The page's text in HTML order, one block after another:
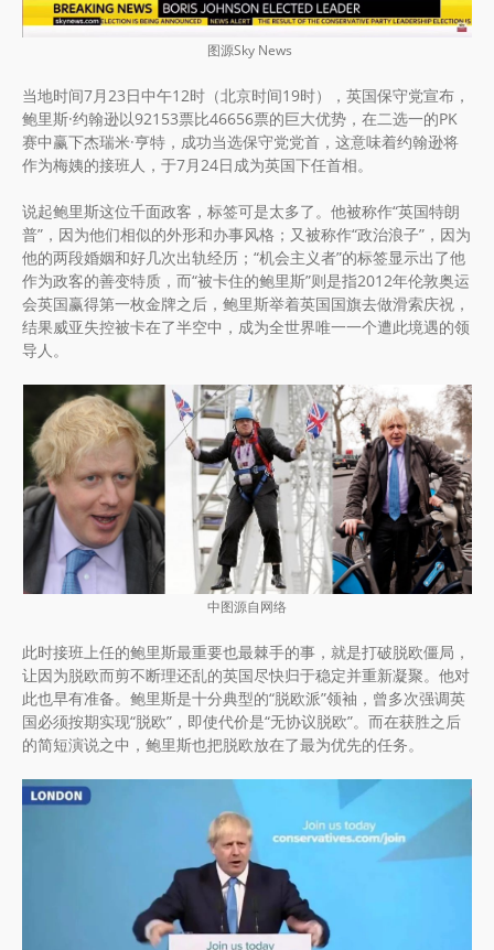
图源Sky News
当地时间7月23日中午12时（北京时间19时），英国保守党宣布，
鲍里斯·约翰逊以92153票比46656票的巨大优势，在二选一的PK
赛中赢下杰瑞米·亨特，成功当选保守党党首，这意味着约翰逊将
作为梅姨的接班人，于7月24日成为英国下任首相。
说起鲍里斯这位千面政客，标签可是太多了。他被称作“英国特朗
普”，因为他们相似的外形和办事风格；又被称作“政治浪子”，因为
他的两段婚姻和好几次出轨经历；“机会主义者”的标签显示出了他
作为政客的善变特质，而“被卡住的鲍里斯”则是指2012年伦敦奥运
会英国赢得第一枚金牌之后，鲍里斯举着英国国旗去做滑索庆祝，
结果威亚失控被卡在了半空中，成为全世界唯一一个遭此境遇的领
导人。
中图源自网络
此时接班上任的鲍里斯最重要也最棘手的事，就是打破脱欧僵局，
让因为脱欧而剪不断理还乱的英国尽快归于稳定并重新凝聚。他对
此也早有准备。鲍里斯是十分典型的“脱欧派”领袖，曾多次强调英
国必须按期实现“脱欧”，即使代价是“无协议脱欧”。而在获胜之后
的简短演说之中，鲍里斯也把脱欧放在了最为优先的任务。